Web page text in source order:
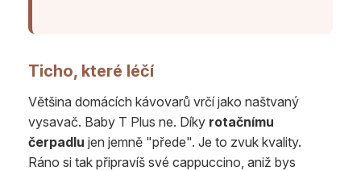
Ticho, které léčí
Většina domácích kávovarů vrčí jako naštvaný
vysavač. Baby T Plus ne. Díky rotačnímu
čerpadlu jen jemně "přede". Je to zvuk kvality.
Ráno si tak připravíš své cappuccino, aniž bys